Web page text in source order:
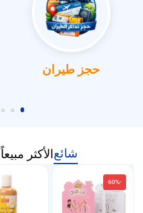
خدمات عامة
شائعالأكثر مبيعاً